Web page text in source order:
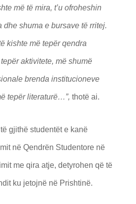
më të mira, t’u ofroheshin
dhe shuma e bursave të rritej.
kishte më tepër qendra
aktivitete, më shumë
brenda institucioneve
tepër literaturë…”, thotë ai.
gjithë studentët e kanë
në Qendrën Studentore në
me qira atje, detyrohen që të
ku jetojnë në Prishtinë.